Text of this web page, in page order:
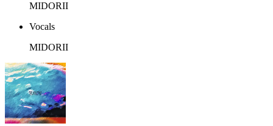
MIDORII
Vocals
MIDORII